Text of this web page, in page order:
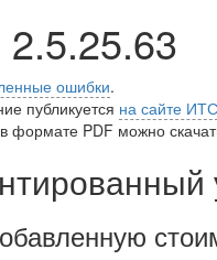
ошибки.
публикуется на сайте ИТС
формате PDF можно